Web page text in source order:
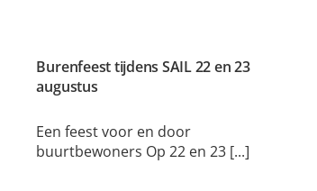
Burenfeest tijdens SAIL 22 en 23
augustus
Een feest voor en door
buurtbewoners Op 22 en 23 [...]